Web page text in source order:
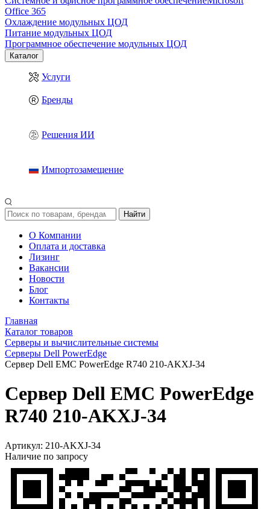
Office 365
Охлаждение модульных ЦОД
Питание модульных ЦОД
Программное обеспечение модульных ЦОД
Каталог
Услуги
Бренды
Решения ИИ
Импортозамещение
Найти
О Компании
Оплата и доставка
Лизинг
Вакансии
Новости
Блог
Контакты
Главная
Каталог товаров
Серверы и вычислительные системы
Серверы Dell PowerEdge
Сервер Dell EMC PowerEdge R740 210-AKXJ-34
Сервер Dell EMC PowerEdge
R740 210-AKXJ-34
Артикул: 210-AKXJ-34
Наличие по запросу